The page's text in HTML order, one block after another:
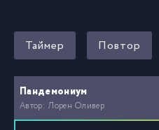
Таймер Повтор
Пандемониум
Автор: Лорен Оливер